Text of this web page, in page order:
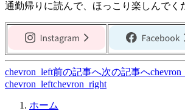
通勤帰りに読んで、ほっこり楽しんでく
chevron_left前の記事へ次の記事へ
chevron_leftchevron_right
ホーム